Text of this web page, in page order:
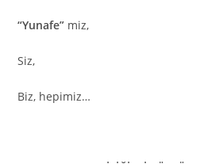
“Yunafe” miz,
Siz,
Biz, hepimiz…